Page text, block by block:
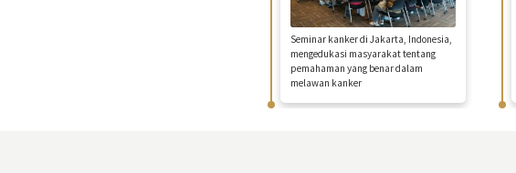
Seminar kanker di Jakarta, Indonesia,
mengedukasi masyarakat tentang
pemahaman yang benar dalam
melawan kanker